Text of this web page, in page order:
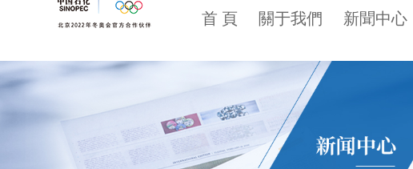
首 頁 關于我們 新聞中心